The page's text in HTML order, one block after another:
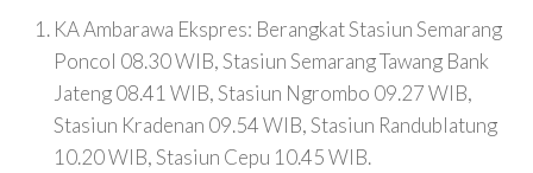
KA Ambarawa Ekspres: Berangkat Stasiun Semarang
Poncol 08.30 WIB, Stasiun Semarang Tawang Bank
Jateng 08.41 WIB, Stasiun Ngrombo 09.27 WIB,
Stasiun Kradenan 09.54 WIB, Stasiun Randublatung
10.20 WIB, Stasiun Cepu 10.45 WIB.